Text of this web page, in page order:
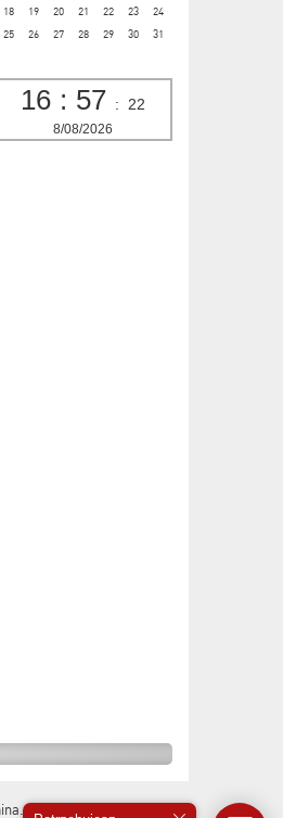
18
19 20 21 22 23
24
25
26 27 28 29 30 31
16 : 57 : 23
8/08/2026
& Marcom Interactive